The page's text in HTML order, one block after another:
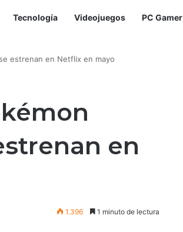
Tecnología Videojuegos PC Gamer
estrenan en Netflix en mayo
en
1.396 1 minuto de lectura